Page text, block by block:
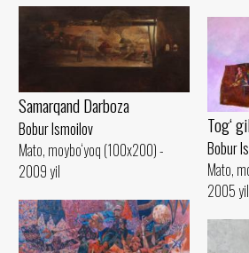
Samarqand Darboza
Bobur Ismoilov
Mato, moybo‘yoq (100x200) -
2009 yil
Tog‘
Bobur
Mato,
2005 yil